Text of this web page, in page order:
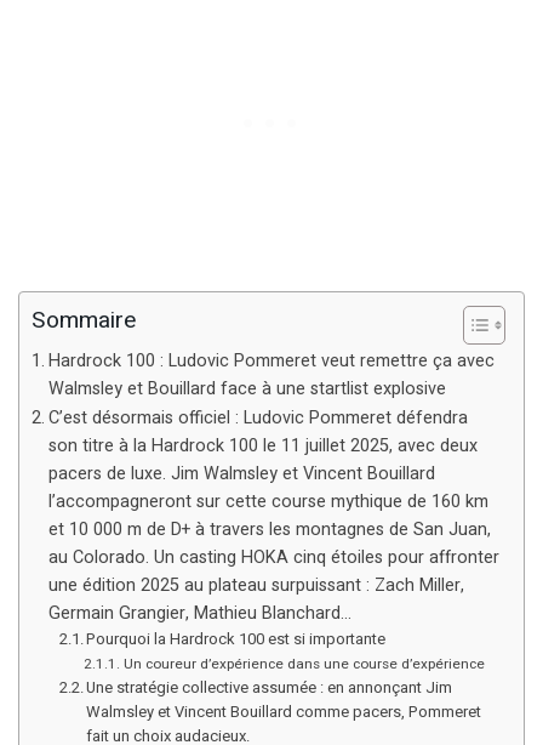
Sommaire
Hardrock 100 : Ludovic Pommeret veut remettre ça avec
Walmsley et Bouillard face à une startlist explosive
C’est désormais officiel : Ludovic Pommeret défendra
son titre à la Hardrock 100 le 11 juillet 2025, avec deux
pacers de luxe. Jim Walmsley et Vincent Bouillard
l’accompagneront sur cette course mythique de 160 km
et 10 000 m de D+ à travers les montagnes de San Juan,
au Colorado. Un casting HOKA cinq étoiles pour affronter
une édition 2025 au plateau surpuissant : Zach Miller,
Germain Grangier, Mathieu Blanchard…
Pourquoi la Hardrock 100 est si importante
Un coureur d’expérience dans une course d’expérience
Une stratégie collective assumée : en annonçant Jim
Walmsley et Vincent Bouillard comme pacers, Pommeret
fait un choix audacieux.